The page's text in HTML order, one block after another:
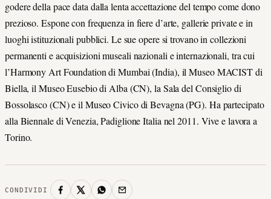
godere della pace data dalla lenta accettazione del tempo come dono
prezioso. Espone con frequenza in fiere d’arte, gallerie private e in
luoghi istituzionali pubblici. Le sue opere si trovano in collezioni
permanenti e acquisizioni museali nazionali e internazionali, tra cui
l’Harmony Art Foundation di Mumbai (India), il Museo MACIST di
Biella, il Museo Eusebio di Alba (CN), la Sala del Consiglio di
Bossolasco (CN) e il Museo Civico di Bevagna (PG). Ha partecipato
alla Biennale di Venezia, Padiglione Italia nel 2011. Vive e lavora a
Torino.
CONDIVIDI